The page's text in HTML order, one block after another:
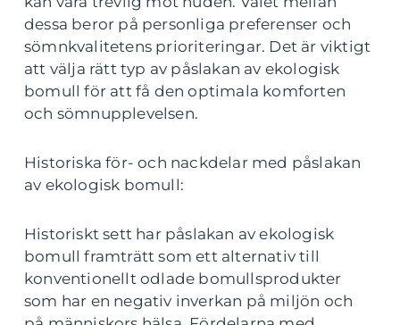
dessa beror på personliga preferenser och
sömnkvalitetens prioriteringar. Det är viktigt
att välja rätt typ av påslakan av ekologisk
bomull för att få den optimala komforten
och sömnupplevelsen.
Historiska för- och nackdelar med påslakan
av ekologisk bomull:
Historiskt sett har påslakan av ekologisk
bomull framträtt som ett alternativ till
konventionellt odlade bomullsprodukter
som har en negativ inverkan på miljön och